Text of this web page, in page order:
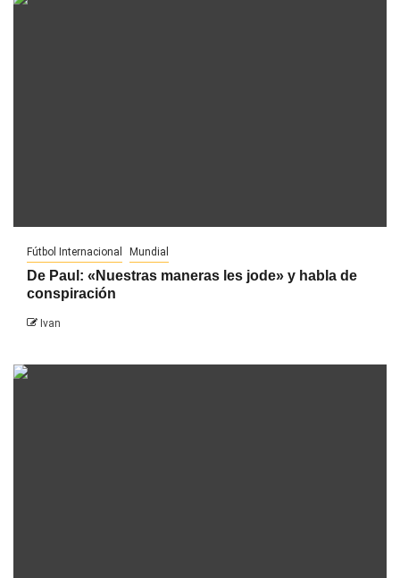
Fútbol Internacional Mundial
De Paul: «Nuestras maneras les jode» y habla de
conspiración
Ivan